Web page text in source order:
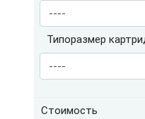
Типоразмер
Стоимость